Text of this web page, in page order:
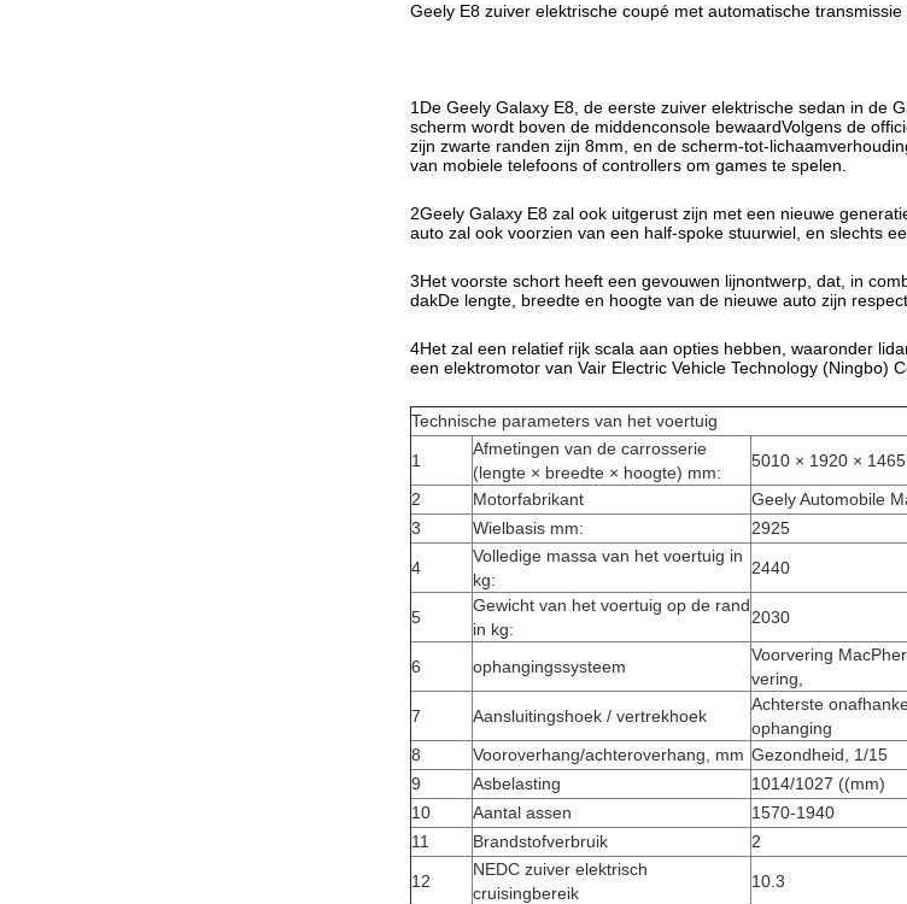
Geely E8 zuiver elektrische coupé met automatische
1De Geely Galaxy E8, de eerste zuiver elektrische sedan in de
scherm wordt boven de middenconsole bewaardVolgens de
zijn zwarte randen zijn 8mm, en de scherm-tot-
van mobiele telefoons of controllers om games te spelen.
2Geely Galaxy E8 zal ook uitgerust zijn met een nieuwe
auto zal ook voorzien van een half-spoke stuurwiel, en slechts
3Het voorste schort heeft een gevouwen lijnontwerp, dat, in
dakDe lengte, breedte en hoogte van de nieuwe auto zijn
4Het zal een relatief rijk scala aan opties hebben, waaronder
een elektromotor van Vair Electric Vehicle Technology (Ningbo)
Technische parameters van het voertuig
1
Afmetingen van de carrosserie
(lengte × breedte × hoogte) mm:
5010 × 1920 × 1465
2
Motorfabrikant
Geely Automobile
3
Wielbasis mm: 2925
4
Volledige massa van het voertuig in
kg:
2440
5
Gewicht van het voertuig op de rand
in kg:
2030
6 ophangingssysteem
Voorvering
vering,
7
Aansluitingshoek / vertrekhoek
Achterste
ophanging
8
Vooroverhang/achteroverhang, mm Gezondheid, 1/15
9
Asbelasting
1014/1027 ((mm)
10
Aantal assen
1570-1940
11
Brandstofverbruik 2
12
NEDC zuiver elektrisch
cruisingbereik
10.3